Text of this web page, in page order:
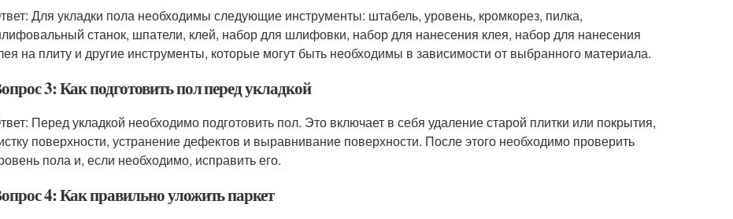
Для укладки пола необходимы следующие инструменты: штабель, уровень, кромкорез, пилка,
станок, шпатели, клей, набор для шлифовки, набор для нанесения клея, набор для нанесения
на плиту и другие инструменты, которые могут быть необходимы в зависимости от выбранного материала.
3: Как подготовить пол перед укладкой
Перед укладкой необходимо подготовить пол. Это включает в себя удаление старой плитки или покрытия,
поверхности, устранение дефектов и выравнивание поверхности. После этого необходимо проверить
пола и, если необходимо, исправить его.
4: Как правильно уложить паркет